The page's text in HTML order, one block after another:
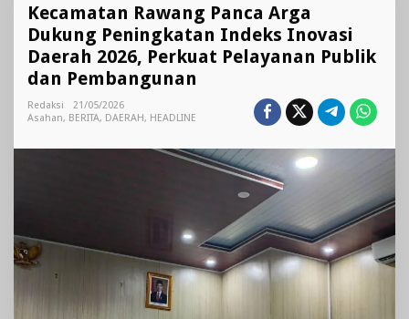
Panca
Arga
Dukung
Peningkatan
Daerah
2026,
Pelayanan
Publik
dan
Pembangunan
Kecamatan Rawang Panca Arga
Dukung Peningkatan Indeks Inovasi
Daerah 2026, Perkuat Pelayanan Publik
dan Pembangunan
Redaksi
21/05/2026
Asahan, BERITA, DAERAH, HEADLINE